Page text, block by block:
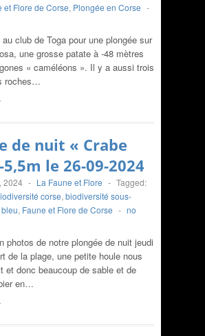
et Flore de Corse, Plongée en Corse -
club de Toga pour une plongée sur
une grosse patate à -48 mètres
« caméléons ». Il y a aussi trois
roches…
de nuit « Crabe
le 26-09-2024
2024 - La Faune et Flore - Tagged:
corse, biodiversité sous-
, Faune et Flore de Corse - no
photos de notre plongée de nuit jeudi
de la plage, une petite houle nous
et donc beaucoup de sable et de
en…